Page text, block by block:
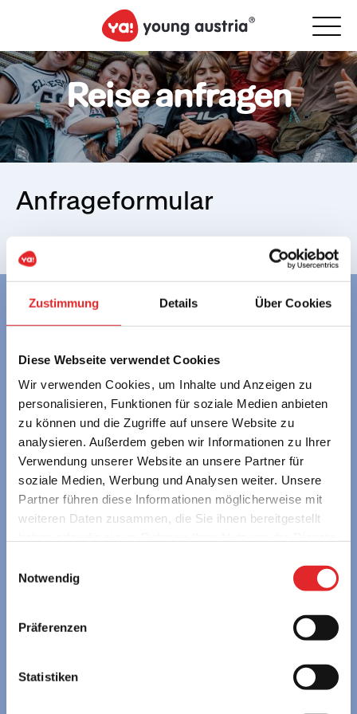
Zustimmung Details Über Cookies
Diese Webseite verwendet Cookies
Wir verwenden Cookies, um Inhalte und Anzeigen zu
personalisieren, Funktionen für soziale Medien anbieten
zu können und die Zugriffe auf unsere Website zu
analysieren. Außerdem geben wir Informationen zu Ihrer
Verwendung unserer Website an unsere Partner für
soziale Medien, Werbung und Analysen weiter. Unsere
Partner führen diese Informationen möglicherweise mit
weiteren Daten zusammen, die Sie ihnen bereitgestellt
Notwendig
Präferenzen
Statistiken
Reise anfragen
Anfrageformular
Gemeinsam
young austria – Österreichs Erlebnisgästehäuser
GmbH
Alpenstraße 108a • 5020 Salzburg • Austria
servus@youngaustria.com
+43 662 62 57 58
MO bis DO 7:30 – 16:00 Uhr | FR 7:30 – 14:00 Uhr
SCHULEN